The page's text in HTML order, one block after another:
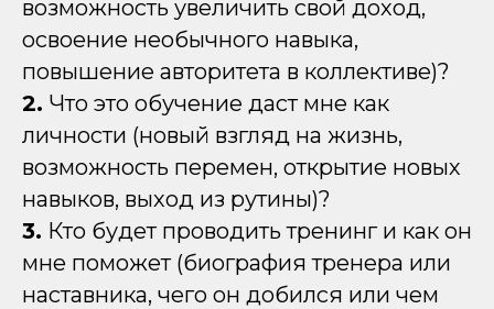
возможность увеличить свой доход,
освоение необычного навыка,
повышение авторитета в коллективе)?
2. Что это обучение даст мне как
личности (новый взгляд на жизнь,
возможность перемен, открытие новых
навыков, выход из рутины)?
3. Кто будет проводить тренинг и как он
мне поможет (биография тренера или
наставника, чего он добился или чем